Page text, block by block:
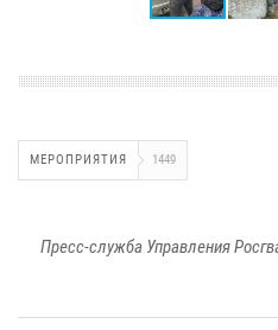
МЕРОПРИЯТИЯ 1449
Пресс-служба Управления